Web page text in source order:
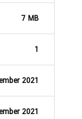
7 MB
1
2021
2021